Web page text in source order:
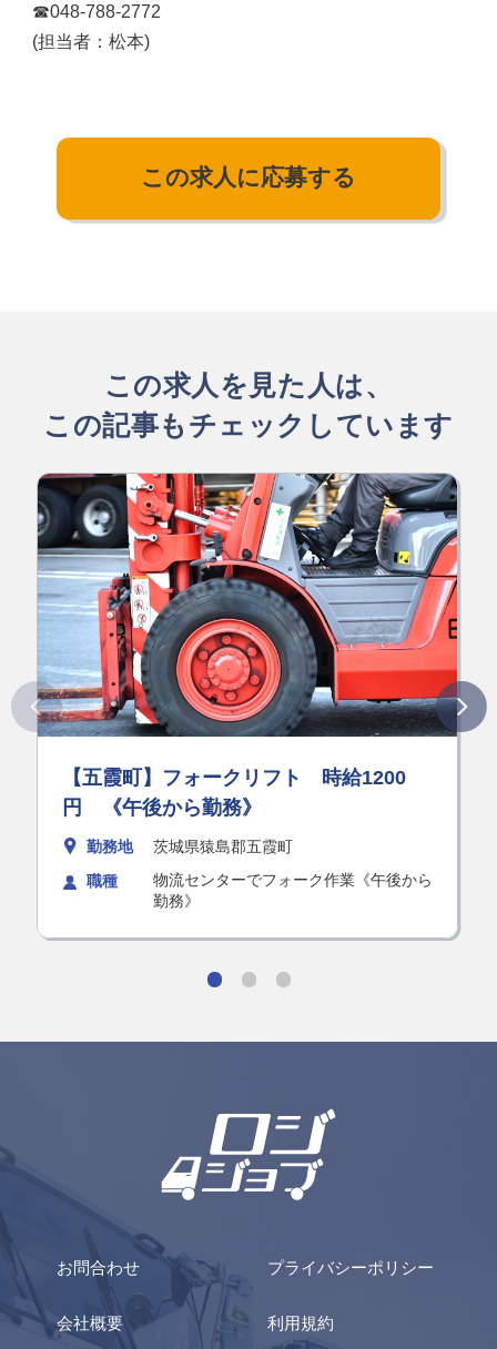
☎048-788-2772
(担当者：松本)
この求人に応募する
この求人を見た人は、
この記事もチェックしています
【五霞町】フォークリフト 時給1200
円 《午後から勤務》
勤務地 茨城県猿島郡五霞町
職種
物流センターでフォーク作業《午後から
勤務》
会社概要
プライバシーポリシー
利用規約
お問合わせ